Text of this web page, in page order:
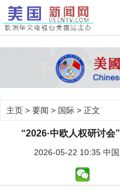
主页 > 要闻 > 国际 > 正文
“2026·中欧人权研讨
2026-05-22 10:35